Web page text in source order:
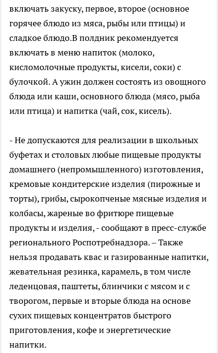
включать закуску, первое, второе (основное
горячее блюдо из мяса, рыбы или птицы) и
сладкое блюдо.В полдник рекомендуется
включать в меню напиток (молоко,
кисломолочные продукты, кисели, соки) с
булочкой. А ужин должен состоять из овощного
блюда или каши, основного блюда (мясо, рыба
или птица) и напитка (чай, сок, кисель).
- Не допускаются для реализации в школьных
буфетах и столовых любые пищевые продукты
домашнего (непромышленного) изготовления,
кремовые кондитерские изделия (пирожные и
торты), грибы, сырокопченые мясные изделия и
колбасы, жареные во фритюре пищевые
продукты и изделия, - сообщают в пресс-службе
регионального Роспотребнадзора. – Также
нельзя продавать квас и газированные напитки,
жевательная резинка, карамель, в том числе
леденцовая, паштеты, блинчики с мясом и с
творогом, первые и вторые блюда на основе
сухих пищевых концентратов быстрого
приготовления, кофе и энергетические
напитки.